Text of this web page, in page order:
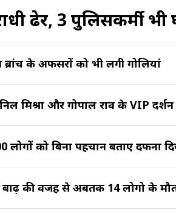
ढेर, 3 पुलिसकर्मी
ब्रांच के अफसरों को भी लगी गोलियां
मिश्रा और गोपाल राव के VIP
को बिना पहचान बताए दफना
की वजह से अबतक 14 लोगो के